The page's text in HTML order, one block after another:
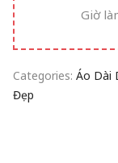
Giờ
Categories: Áo Dài
Đẹp